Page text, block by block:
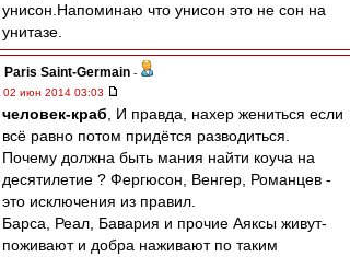
унисон.Напоминаю что унисон это не сон на
унитазе.
Paris Saint-Germain -
02 июн 2014 03:03
человек-краб , И правда, нахер жениться если
всё равно потом придётся разводиться.
Почему должна быть мания найти коуча на
десятилетие ? Фергюсон, Венгер, Романцев -
это исключения из правил.
Барса, Реал, Бавария и прочие Аяксы живут-
поживают и добра наживают по таким